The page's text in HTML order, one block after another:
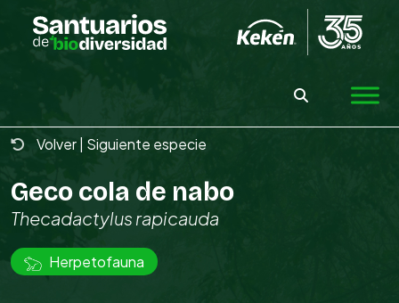
Volver Siguiente especie
Geco cola de nabo
Thecadactylus rapicauda
Herpetofauna